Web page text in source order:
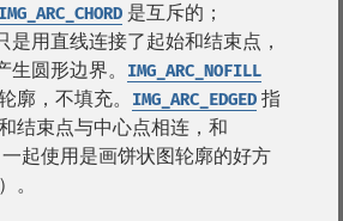
IMG_ARC_CHORD 是互斥的；
是用直线连接了起始和结束点，
生圆形边界。 IMG_ARC_NOFILL
廓，不填充。 IMG_ARC_EDGED 指
结束点与中心点相连，和
一起使用是画饼状图轮廓的好方
。